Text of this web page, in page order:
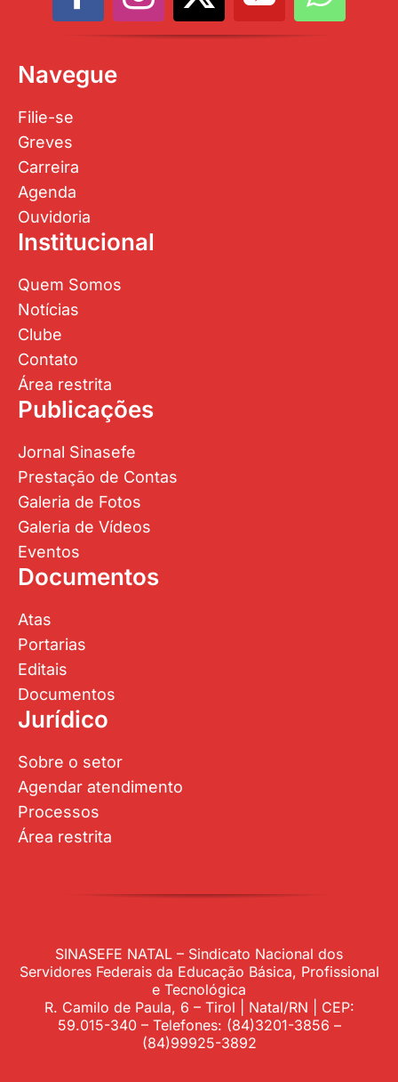
Navegue
Filie-se
Greves
Carreira
Agenda
Ouvidoria
Institucional
Quem Somos
Notícias
Clube
Contato
Área restrita
Publicações
Jornal Sinasefe
Prestação de Contas
Galeria de Fotos
Galeria de Vídeos
Eventos
Documentos
Atas
Portarias
Editais
Documentos
Jurídico
Sobre o setor
Agendar atendimento
Processos
Área restrita
SINASEFE NATAL – Sindicato Nacional dos
Servidores Federais da Educação Básica, Profissional
e Tecnológica
R. Camilo de Paula, 6 – Tirol | Natal/RN | CEP:
59.015-340 – Telefones: (84)3201-3856 –
(84)99925-3892